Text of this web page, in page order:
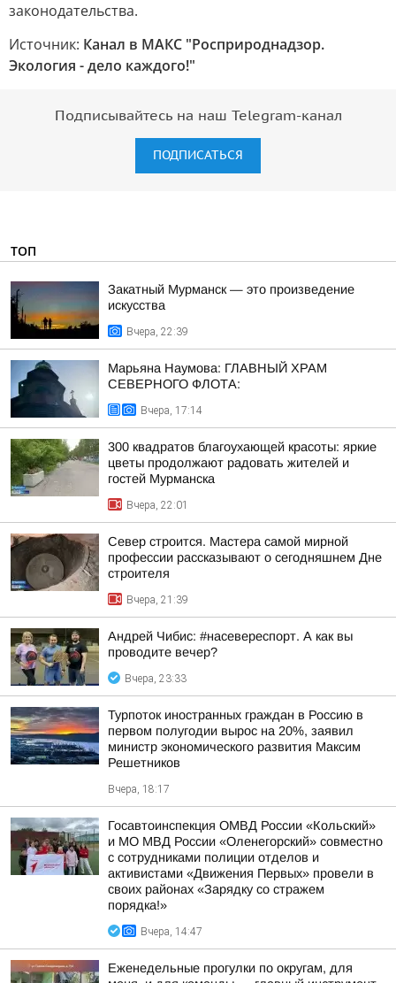
законодательства.
Источник: Канал в МАКС "Росприроднадзор.
Экология - дело каждого!"
Подписывайтесь на наш Telegram-канал
ПОДПИСАТЬСЯ
ТОП
Закатный Мурманск — это произведение
искусства
Вчера, 22:39
Марьяна Наумова: ГЛАВНЫЙ ХРАМ
СЕВЕРНОГО ФЛОТА:
Вчера, 17:14
300 квадратов благоухающей красоты: яркие
цветы продолжают радовать жителей и
гостей Мурманска
Вчера, 22:01
Север строится. Мастера самой мирной
профессии рассказывают о сегодняшнем Дне
строителя
Вчера, 21:39
Андрей Чибис: #насевереспорт. А как вы
проводите вечер?
Вчера, 23:33
Турпоток иностранных граждан в Россию в
первом полугодии вырос на 20%, заявил
министр экономического развития Максим
Решетников
Вчера, 18:17
Госавтоинспекция ОМВД России «Кольский»
и МО МВД России «Оленегорский» совместно
с сотрудниками полиции отделов и
активистами «Движения Первых» провели в
своих районах «Зарядку со стражем
порядка!»
Вчера, 14:47
Еженедельные прогулки по округам, для